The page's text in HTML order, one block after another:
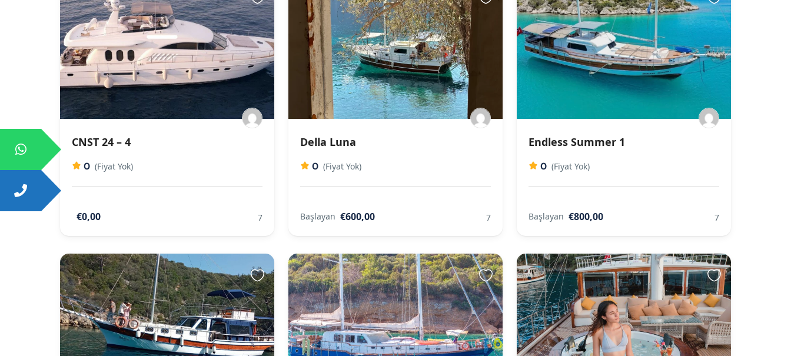
CNST 24 – 4
0 (Fiyat Yok)
€0,00 7
Della Luna
0 (Fiyat Yok)
Başlayan €600,00 7
Endless Summer 1
0 (Fiyat Yok)
Başlayan €800,00 7